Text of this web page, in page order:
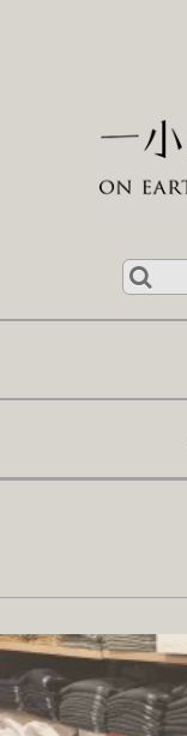
Search
for:
SKIP TO CONTENT